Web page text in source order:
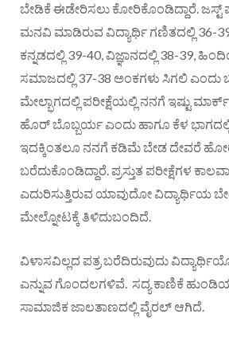
ಬೇಡಿಕೆ ಈಡೇರಿಸಲು ಕೋರಿಕೊಂಡಿದ್ದಾರೆ.
ಮನವಿ ಮಾಡಿರುವ ವಿದ್ಯಾರ್ಥಿ ಗಣಿತದಲ್ಲಿ 36-
ಕನ್ನಡದಲ್ಲಿ 39-40, ವಿಜ್ಞಾನದಲ್ಲಿ 38-39,
ಸಮಾಜದಲ್ಲಿ 37-38 ಅಂಕಗಳು ಸಿಗಲಿ ಎಂದು
ಮೇಲ್ಭಾಗದಲ್ಲಿ ಪರೀಕ್ಷೆಯಲ್ಲಿ ನನಗೆ ಇಷ್ಟು
ಹೊರ್ ಬೊಬ್ಬರ್ಯ ಎಂದು ಹಾಗೂ ಕೆಳ
ಇದಕ್ಕಿಂತಲೂ ನನಗೆ ಕಡಿಮೆ ಬೇಡ ದೇವರೆ
ಬರೆದುಕೊಂಡಿದ್ದಾರೆ. ಪ್ರಸ್ತುತ ಪರೀಕ್ಷೆಗಳ
ಎದುರಿಸುತ್ತಿರುವ ಯಾವುದೋ ವಿದ್ಯಾರ್ಥಿಯ
ಮೇಲ್ನೋಟಕ್ಕೆ ತಿಳಿದುಬಂದಿದೆ.
ವಿಳಾಸವಿಲ್ಲದ ಪತ್ರ ಬರೆದಿರುವುದು
ಎನ್ನುವ ಗೊಂದಲಗಳಿವೆ. ಸದ್ಯ ಕಾಣಿಕೆ
ಸಾಮಾಜಿಕ ಜಾಲತಾಣದಲ್ಲಿ ವೈರಲ್ ಆಗಿದೆ.